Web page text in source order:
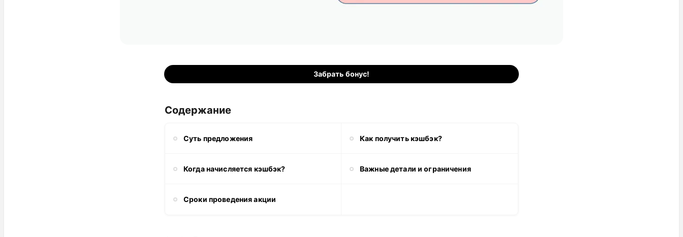
Забрать бонус!
Содержание
Суть предложения Как получить кэшбэк?
Когда начисляется кэшбэк? Важные детали и ограничения
Сроки проведения акции